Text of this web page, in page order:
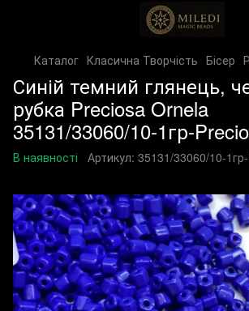
Каталог Класична Творчість Бісер
Синій темний глянець,
рубка Preciosa Ornela
35131/33060/10-1гр-
В наявності Артикул: 35131/33060/10-